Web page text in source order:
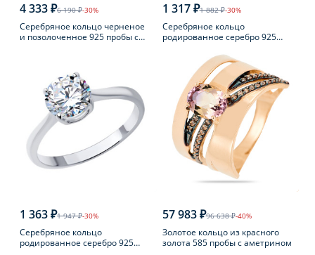
4 333 ₽6 190 ₽-30%
Серебряное кольцо черненое
и позолоченное 925 пробы с
1 317 ₽1 882 ₽-30%
Серебряное кольцо
родированное серебро 925
1 363 ₽1 947 ₽-30%
Серебряное кольцо
родированное серебро 925
57 983 ₽96 638 ₽-40%
Золотое кольцо из красного
золота 585 пробы с аметрином